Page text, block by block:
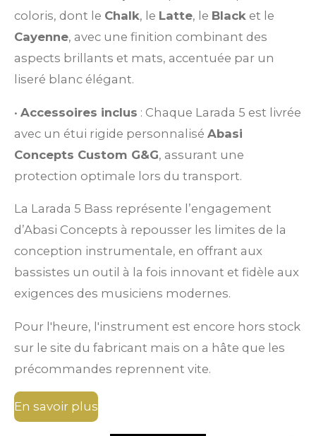
coloris, dont le Chalk, le Latte, le Black et le
Cayenne, avec une finition combinant des
aspects brillants et mats, accentuée par un
liseré blanc élégant.
• Accessoires inclus : Chaque Larada 5 est livrée
avec un étui rigide personnalisé Abasi
Concepts Custom G&G, assurant une
protection optimale lors du transport.
La Larada 5 Bass représente l’engagement
d’Abasi Concepts à repousser les limites de la
conception instrumentale, en offrant aux
bassistes un outil à la fois innovant et fidèle aux
exigences des musiciens modernes.
Pour l'heure, l'instrument est encore hors stock
sur le site du fabricant mais on a hâte que les
précommandes reprennent vite.
En savoir plus